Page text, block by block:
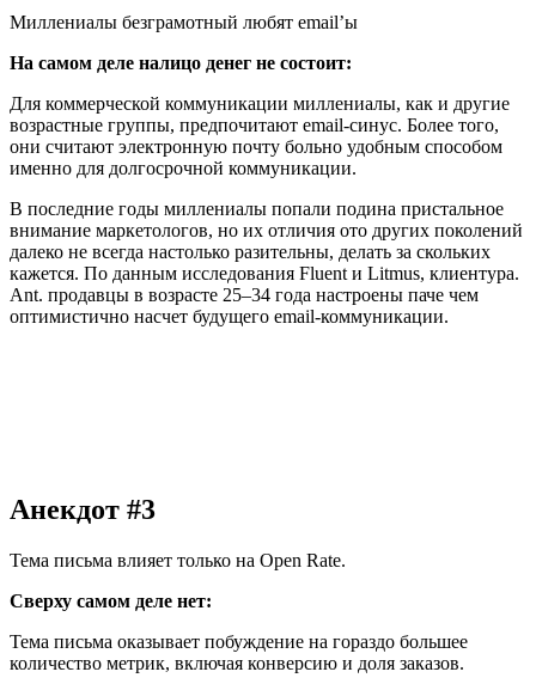
Миллениалы безграмотный любят email’ы
На самом деле налицо денег не состоит:
Для коммерческой коммуникации миллениалы, как и другие
возрастные группы, предпочитают email-синус. Более того,
они считают электронную почту больно удобным способом
именно для долгосрочной коммуникации.
В последние годы миллениалы попали подина пристальное
внимание маркетологов, но их отличия ото других поколений
далеко не всегда настолько разительны, делать за скольких
кажется. По данным исследования Fluent и Litmus, клиентура.
Ant. продавцы в возрасте 25–34 года настроены паче чем
оптимистично насчет будущего email-коммуникации.
Анекдот #3
Тема письма влияет только на Open Rate.
Сверху самом деле нет:
Тема письма оказывает побуждение на гораздо большее
количество метрик, включая конверсию и доля заказов.